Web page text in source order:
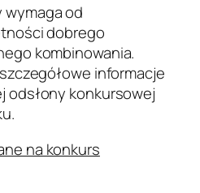
od
dobrego
kombinowania.
informacje
odsłony konkursowej
na konkurs